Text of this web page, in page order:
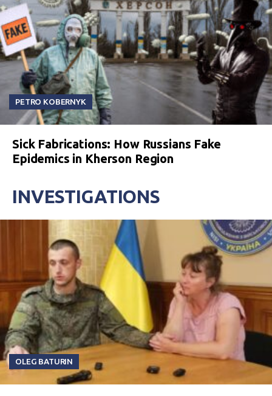
PETRO KOBERNYK
Sick Fabrications: How Russians Fake
Epidemics in Kherson Region
INVESTIGATIONS
OLEG BATURIN